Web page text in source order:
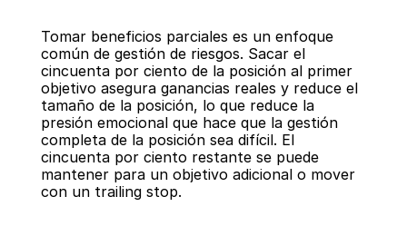
Tomar beneficios parciales es un enfoque
común de gestión de riesgos. Sacar el
cincuenta por ciento de la posición al primer
objetivo asegura ganancias reales y reduce el
tamaño de la posición, lo que reduce la
presión emocional que hace que la gestión
completa de la posición sea difícil. El
cincuenta por ciento restante se puede
mantener para un objetivo adicional o mover
con un trailing stop.